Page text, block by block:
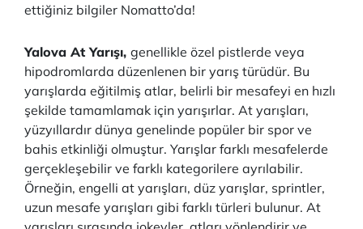
ettiğiniz bilgiler Nomatto’da!
Yalova At Yarışı, genellikle özel pistlerde veya
hipodromlarda düzenlenen bir yarış türüdür. Bu
yarışlarda eğitilmiş atlar, belirli bir mesafeyi en hızlı
şekilde tamamlamak için yarışırlar. At yarışları,
yüzyıllardır dünya genelinde popüler bir spor ve
bahis etkinliği olmuştur. Yarışlar farklı mesafelerde
gerçekleşebilir ve farklı kategorilere ayrılabilir.
Örneğin, engelli at yarışları, düz yarışlar, sprintler,
uzun mesafe yarışları gibi farklı türleri bulunur. At